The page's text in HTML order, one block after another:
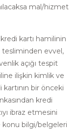
mal/hizmet
kredi kartı hamilinin
tesliminden evvel,
açığı tespit
ilişkin kimlik ve
bir önceki
kredi
ibraz etmesini
konu bilgi/belgeleri